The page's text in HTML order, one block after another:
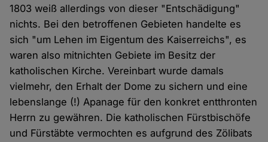
1803 weiß allerdings von dieser "Entschädigung"
nichts. Bei den betroffenen Gebieten handelte es
sich "um Lehen im Eigentum des Kaiserreichs", es
waren also mitnichten Gebiete im Besitz der
katholischen Kirche. Vereinbart wurde damals
vielmehr, den Erhalt der Dome zu sichern und eine
lebenslange (!) Apanage für den konkret entthronten
Herrn zu gewähren. Die katholischen Fürstbischöfe
und Fürstäbte vermochten es aufgrund des Zölibats